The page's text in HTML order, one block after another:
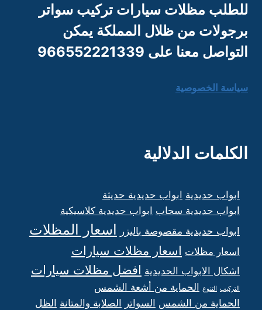
للطلب مظلات سيارات تركيب سواتر
برجولات من ظلال المملكة يمكن
التواصل معنا على 966552221339
سياسة الخصوصية
الكلمات الدلالية
ابواب حديدية ابواب حديدية حديثة
ابواب حديدية سحاب ابواب حديدية كلاسيكية
ابواب حديدية مقصوصة باليزر اسعار المظلات
اسعار مظلات اسعار مظلات سيارات
اشكال الابواب الحديدية افضل مظلات سيارات
التركيب التنوع الحماية من أشعة الشمس
الحماية من الشمس السواتر الصلابة والمتانة الظل